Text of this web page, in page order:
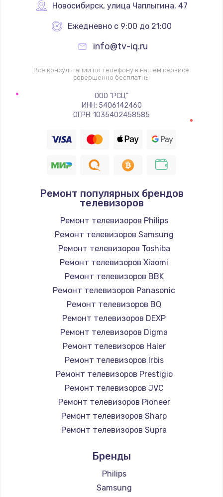
Заказать
1400 руб.
Заказать
Восстановление цепи питания, пайка
880 руб.
390 руб.
Замена Bluetooth/Wi-Fi модуля
800 руб.
Замена картридера
Заказать
Замена микросхемы NFC
1100 руб.
Заказать
Замена шим-контроллера
3900 руб.
Заказать
1030 руб.
Заказать
Новосибирск, улица Чаплыгина, 47
Ежедневно с 9:00 до 21:00
info@tv-iq.ru
Все консультации по телефону в нашем сервисе
совершенно бесплатны
ООО "РСЦ"
ИНН: 5406142460
ОГРН: 1035402458585
Ремонт популярных брендов
телевизоров
Ремонт телевизоров Philips
Ремонт телевизоров Samsung
Ремонт телевизоров Toshiba
Ремонт телевизоров Xiaomi
Ремонт телевизоров BBK
Ремонт телевизоров Panasonic
Ремонт телевизоров BQ
Ремонт телевизоров DEXP
Ремонт телевизоров Digma
Ремонт телевизоров Haier
Ремонт телевизоров Irbis
Ремонт телевизоров Prestigio
Ремонт телевизоров JVC
Ремонт телевизоров Pioneer
Ремонт телевизоров Sharp
Ремонт телевизоров Supra
Ремонт телевизоров Hisense
Ремонт телевизоров Daewoo
Ремонт телевизоров Centek
Бренды
Philips
Samsung